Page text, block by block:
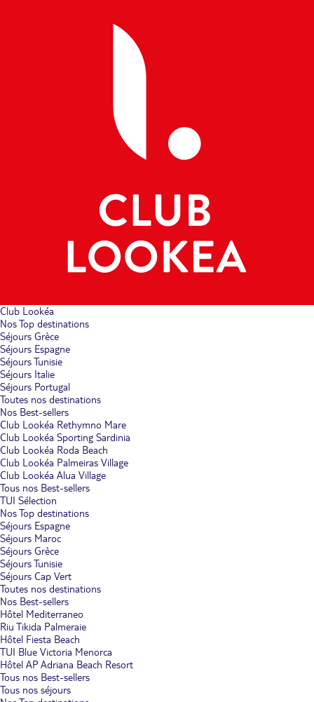
Club Lookéa
Nos Top destinations
Séjours Grèce
Séjours Espagne
Séjours Tunisie
Séjours Italie
Séjours Portugal
Toutes nos destinations
Nos Best-sellers
Club Lookéa Rethymno Mare
Club Lookéa Sporting Sardinia
Club Lookéa Roda Beach
Club Lookéa Palmeiras Village
Club Lookéa Alua Village
Tous nos Best-sellers
TUI Sélection
Nos Top destinations
Séjours Espagne
Séjours Maroc
Séjours Grèce
Séjours Tunisie
Séjours Cap Vert
Toutes nos destinations
Nos Best-sellers
Hôtel Mediterraneo
Riu Tikida Palmeraie
Hôtel Fiesta Beach
TUI Blue Victoria Menorca
Hôtel AP Adriana Beach Resort
Tous nos Best-sellers
Tous nos séjours